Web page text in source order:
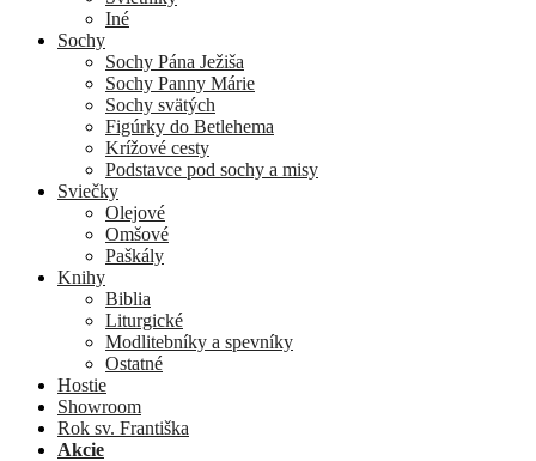
Iné
Sochy
Sochy Pána Ježiša
Sochy Panny Márie
Sochy svätých
Figúrky do Betlehema
Krížové cesty
Podstavce pod sochy a misy
Sviečky
Olejové
Omšové
Paškály
Knihy
Biblia
Liturgické
Modlitebníky a spevníky
Ostatné
Hostie
Showroom
Rok sv. Františka
Akcie